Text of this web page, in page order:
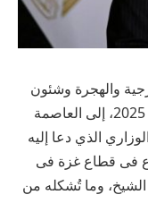
والهجرة وشئون
المصريين بالخارج اليوم الخميس 9 أكتوبر 2025، إلى العاصمة
الذي دعا إليه
فى قطاع غزة فى
وما تُشكله من